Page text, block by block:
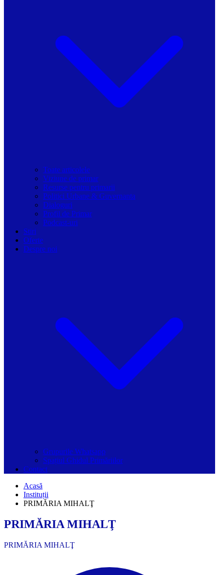
Toate articolele
Viziune de primar
Resurse pentru primarii
Politici Urbane & Guvernanta
Dialoguri
Profil de Primar
Podcast-uri
Stiri
Oferte
Despre noi
Grupurile Whatsapp
Spațiul Ghidul Primăriilor
Contact
Acasă
Instituții
PRIMĂRIA MIHALŢ
PRIMĂRIA MIHALŢ
PRIMĂRIA MIHALŢ